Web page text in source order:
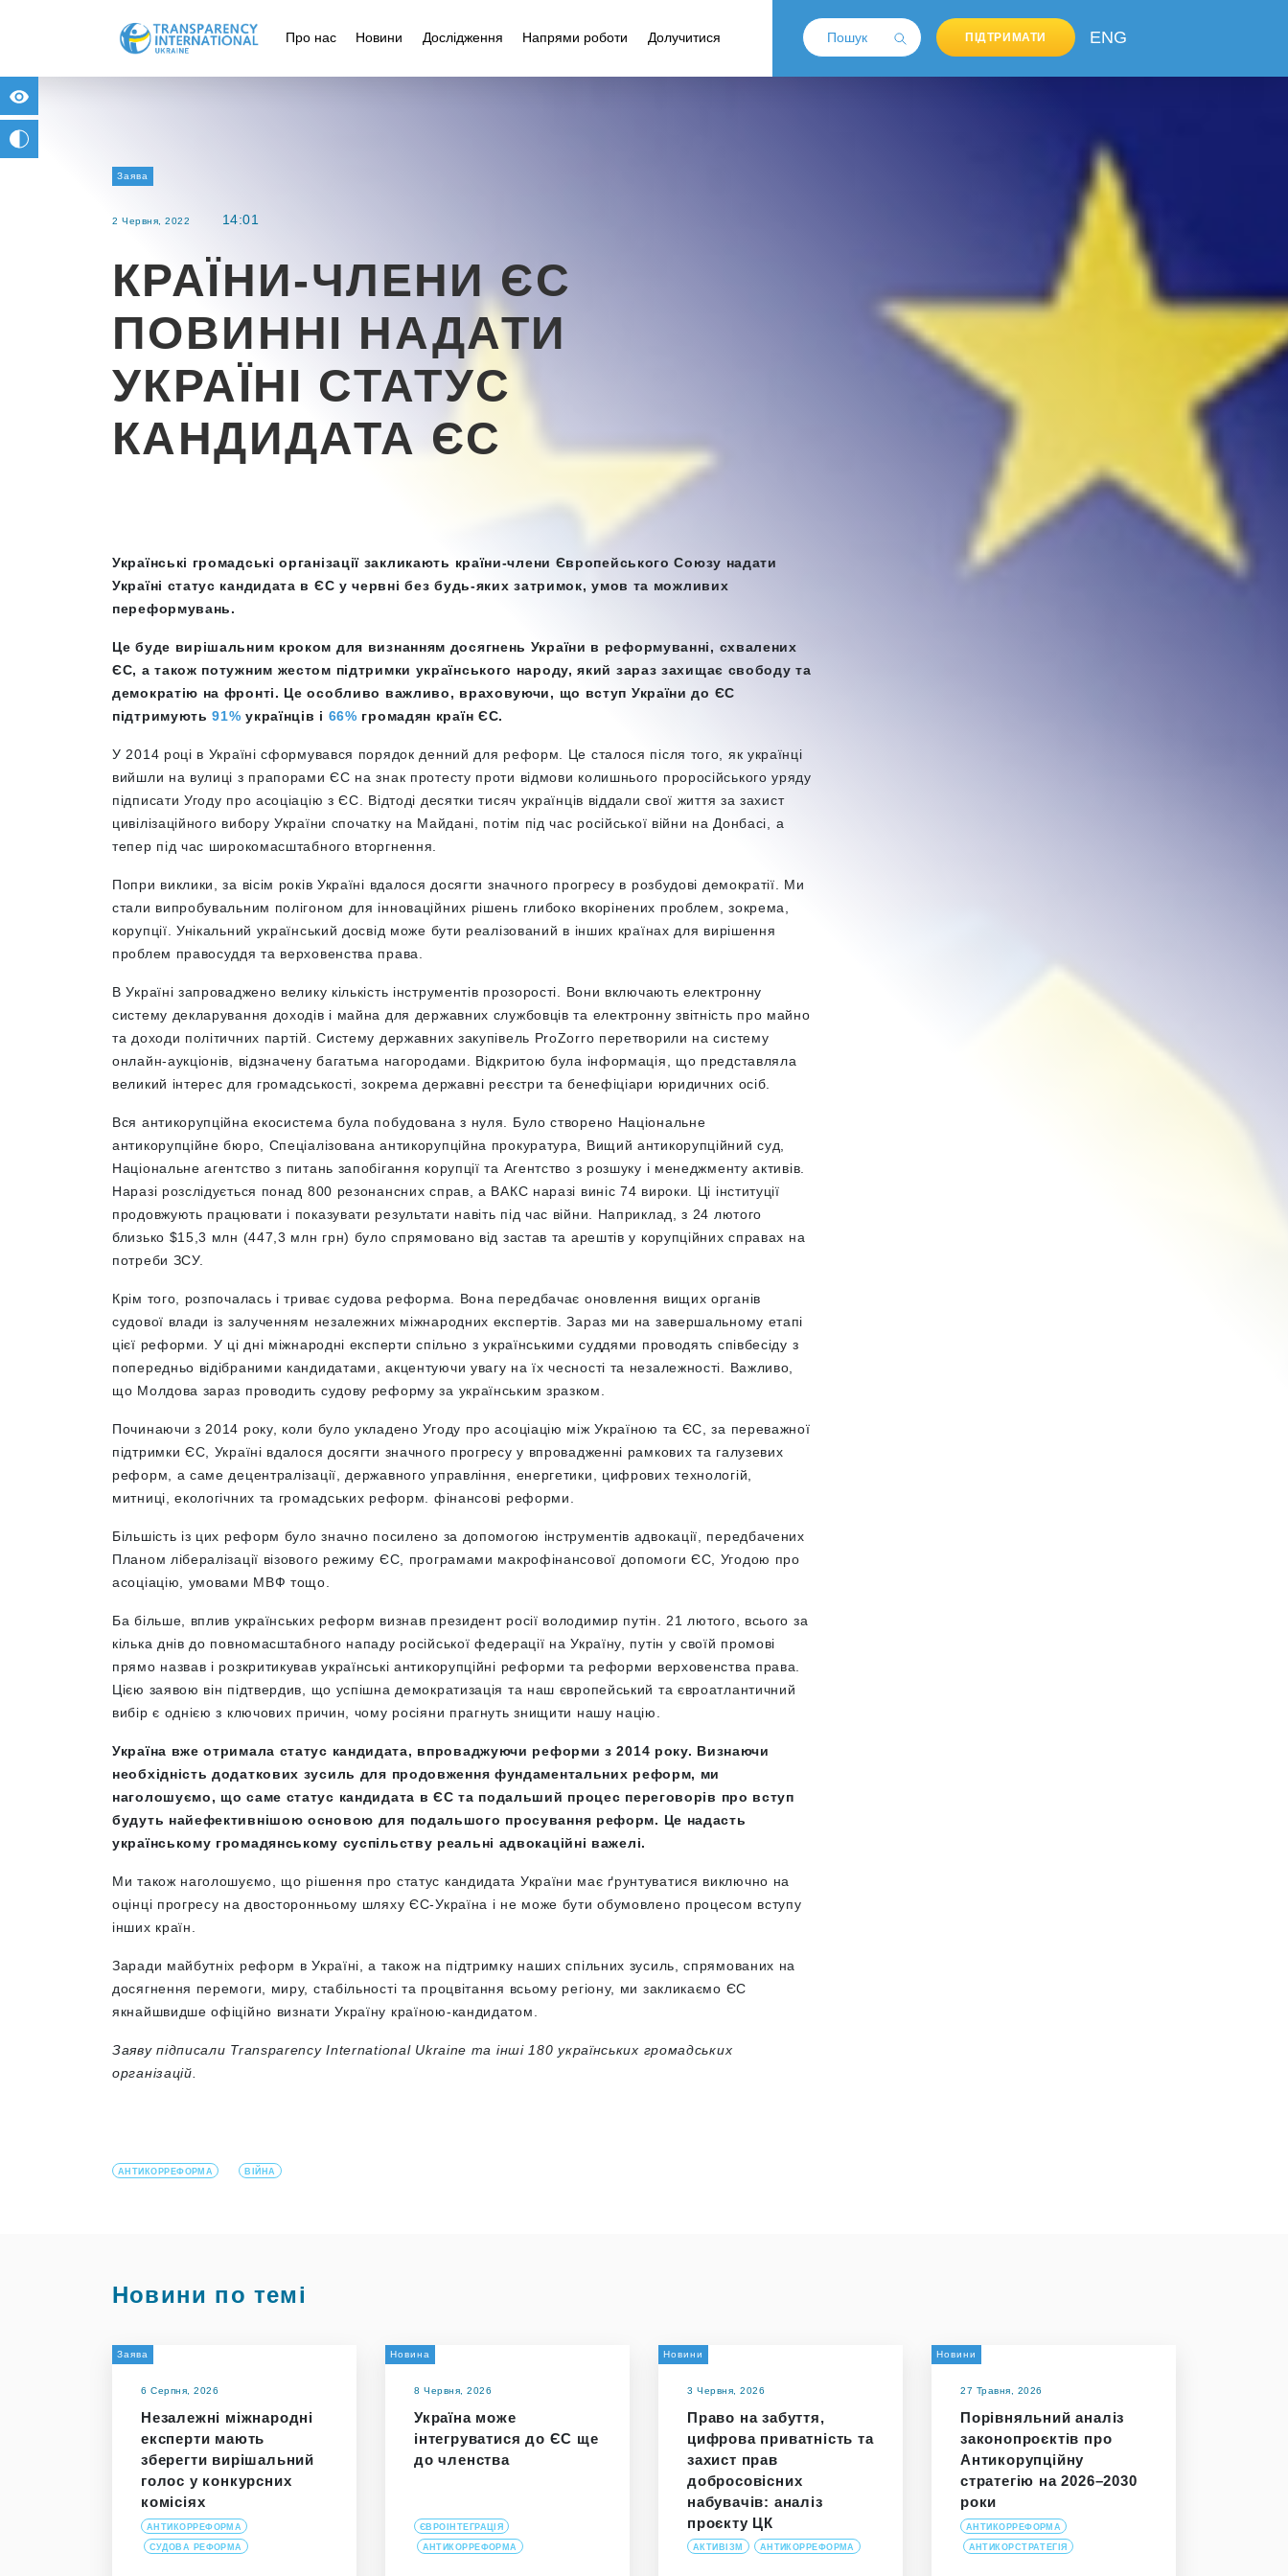
Про нас Новини Дослідження Напрями роботи Долучитися ПІДТРИМАТИ ENG
Заява
2 Червня, 2022 14:01
КРАЇНИ-ЧЛЕНИ ЄС
ПОВИННІ НАДАТИ
УКРАЇНІ СТАТУС
КАНДИДАТА ЄС
Українські громадські організації закликають країни-члени Європейського Союзу надати
Україні статус кандидата в ЄС у червні без будь-яких затримок, умов та можливих
переформувань.
Це буде вирішальним кроком для визнанням досягнень України в реформуванні, схвалених
ЄС, а також потужним жестом підтримки українського народу, який зараз захищає свободу та
демократію на фронті. Це особливо важливо, враховуючи, що вступ України до ЄС
підтримують91% українців і 66% громадян країн ЄС.
У 2014 році в Україні сформувався порядок денний для реформ. Це сталося після того, як українці
вийшли на вулиці з прапорами ЄС на знак протесту проти відмови колишнього проросійського уряду
підписати Угоду про асоціацію з ЄС. Відтоді десятки тисяч українців віддали свої життя за захист
цивілізаційного вибору України спочатку на Майдані, потім під час російської війни на Донбасі, а
тепер під час широкомасштабного вторгнення.
Попри виклики, за вісім років Україні вдалося досягти значного прогресу в розбудові демократії. Ми
стали випробувальним полігоном для інноваційних рішень глибоко вкорінених проблем, зокрема,
корупції. Унікальний український досвід може бути реалізований в інших країнах для вирішення
проблем правосуддя та верховенства права.
В Україні запроваджено велику кількість інструментів прозорості. Вони включають електронну
систему декларування доходів і майна для державних службовців та електронну звітність про майно
та доходи політичних партій. Систему державних закупівель ProZorro перетворили на систему
онлайн-аукціонів, відзначену багатьма нагородами. Відкритою була інформація, що представляла
великий інтерес для громадськості, зокрема державні реєстри та бенефіціари юридичних осіб.
Вся антикорупційна екосистема була побудована з нуля. Було створено Національне
антикорупційне бюро, Спеціалізована антикорупційна прокуратура, Вищий антикорупційний суд,
Національне агентство з питань запобігання корупції та Агентство з розшуку і менеджменту активів.
Наразі розслідується понад 800 резонансних справ, а ВАКС наразі виніс 74 вироки. Ці інституції
продовжують працювати і показувати результати навіть під час війни. Наприклад, з 24 лютого
близько $15,3 млн (447,3 млн грн) було спрямовано від застав та арештів у корупційних справах на
потреби ЗСУ.
Крім того, розпочалась і триває судова реформа. Вона передбачає оновлення вищих органів
судової влади із залученням незалежних міжнародних експертів. Зараз ми на завершальному етапі
цієї реформи. У ці дні міжнародні експерти спільно з українськими суддями проводять співбесіду з
попередньо відібраними кандидатами, акцентуючи увагу на їх чесності та незалежності. Важливо,
що Молдова зараз проводить судову реформу за українським зразком.
Починаючи з 2014 року, коли було укладено Угоду про асоціацію між Україною та ЄС, за переважної
підтримки ЄС, Україні вдалося досягти значного прогресу у впровадженні рамкових та галузевих
реформ, а саме децентралізації, державного управління, енергетики, цифрових технологій,
митниці, екологічних та громадських реформ. фінансові реформи.
Більшість із цих реформ було значно посилено за допомогою інструментів адвокації, передбачених
Планом лібералізації візового режиму ЄС, програмами макрофінансової допомоги ЄС, Угодою про
асоціацію, умовами МВФ тощо.
Ба більше, вплив українських реформ визнав президент росії володимир путін. 21 лютого, всього за
кілька днів до повномасштабного нападу російської федерації на Україну, путін у своїй промові
прямо назвав і розкритикував українські антикорупційні реформи та реформи верховенства права.
Цією заявою він підтвердив, що успішна демократизація та наш європейський та євроатлантичний
вибір є однією з ключових причин, чому росіяни прагнуть знищити нашу націю.
Україна вже отримала статус кандидата, впроваджуючи реформи з 2014 року. Визнаючи
необхідність додаткових зусиль для продовження фундаментальних реформ, ми
наголошуємо, що саме статус кандидата в ЄС та подальший процес переговорів про вступ
будуть найефективнішою основою для подальшого просування реформ. Це надасть
українському громадянському суспільству реальні адвокаційні важелі.
Ми також наголошуємо, що рішення про статус кандидата України має ґрунтуватися виключно на
оцінці прогресу на двосторонньому шляху ЄС-Україна і не може бути обумовлено процесом вступу
інших країн.
Заради майбутніх реформ в Україні, а також на підтримку наших спільних зусиль, спрямованих на
досягнення перемоги, миру, стабільності та процвітання всьому регіону, ми закликаємо ЄС
якнайшвидше офіційно визнати Україну країною-кандидатом.
Заяву підписали Transparency International Ukraine та інші 180 українських громадських
організацій.
АНТИКОРРЕФОРМА ВІЙНА
Новини по темі
Заява
6 Серпня, 2026
Незалежні міжнародні
експерти мають
зберегти вирішальний
голос у конкурсних
комісіях
АНТИКОРРЕФОРМА
СУДОВА РЕФОРМА
Новина
8 Червня, 2026
Україна може
інтегруватися до ЄС ще
до членства
ЄВРОІНТЕГРАЦІЯ
АНТИКОРРЕФОРМА
Новини
3 Червня, 2026
Право на забуття,
цифрова приватність та
захист прав
добросовісних
набувачів: аналіз
проєкту ЦК
АКТИВІЗМ АНТИКОРРЕФОРМА
Новини
27 Травня, 2026
Порівняльний аналіз
законопроєктів про
Антикорупційну
стратегію на 2026–2030
роки
АНТИКОРРЕФОРМА
АНТИКОРСТРАТЕГІЯ